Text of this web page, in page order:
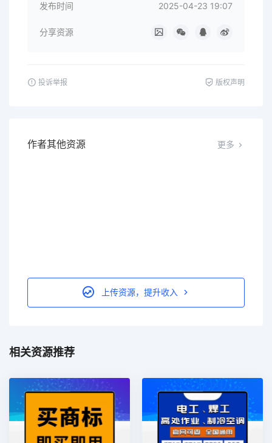
发布时间 2025-04-23 19:07
分享资源
投诉举报 版权声明
作者其他资源 更多
上传资源，提升收入
相关资源推荐